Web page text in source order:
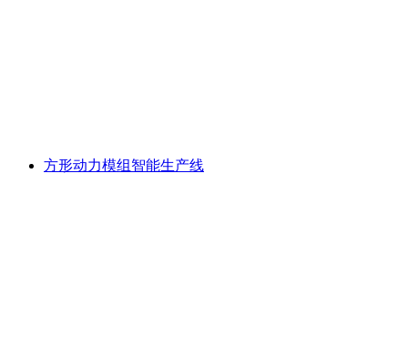
方形动力模组智能生产线